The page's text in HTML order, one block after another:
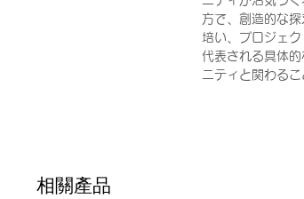
方で、創造的な
培い、プロジェ
代表される具体
ニティと関わるこ
相關產品